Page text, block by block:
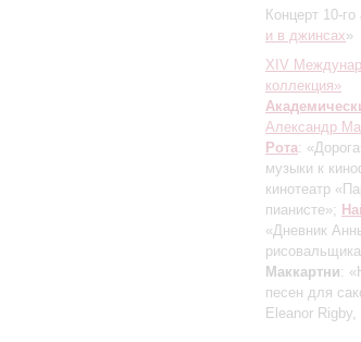
Концерт 10-
и в джинсах»
XIV
коллекция»
Александр
Рота:
музыки к
кинотеатр
пианисте»;
«Дневник
Маккартни:
песен для
Eleanor